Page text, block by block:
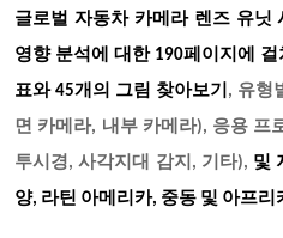
글로벌 자동차 카메라 렌즈 유닛
영향 분석에 대한 190페이지에
표와 45개의 그림 찾아보기 , 유형
면 카메라, 내부 카메라), 응용 프
투시경, 사각지대 감지, 기타), 및
양, 라틴 아메리카, 중동 및 아프리